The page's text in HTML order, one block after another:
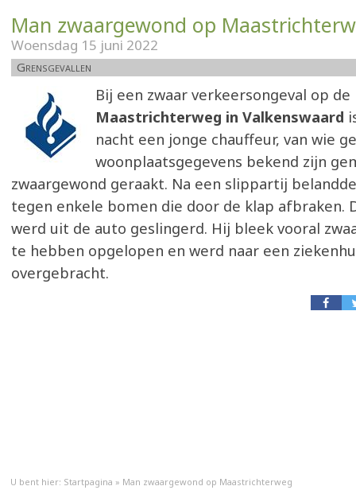
Man zwaargewond op
Woensdag 15 juni 2022
Grensgevallen
Bij een zwaar verkeersongeval op de
Maastrichterweg in Valkenswaard
nacht een jonge chauffeur, van wie
woonplaatsgegevens bekend zijn
zwaargewond geraakt. Na een slippartij
tegen enkele bomen die door de klap afbraken.
werd uit de auto geslingerd. Hij bleek vooral
te hebben opgelopen en werd naar een
overgebracht.
U bent hier: Startpagina » Man zwaargewond op Maastrichterweg